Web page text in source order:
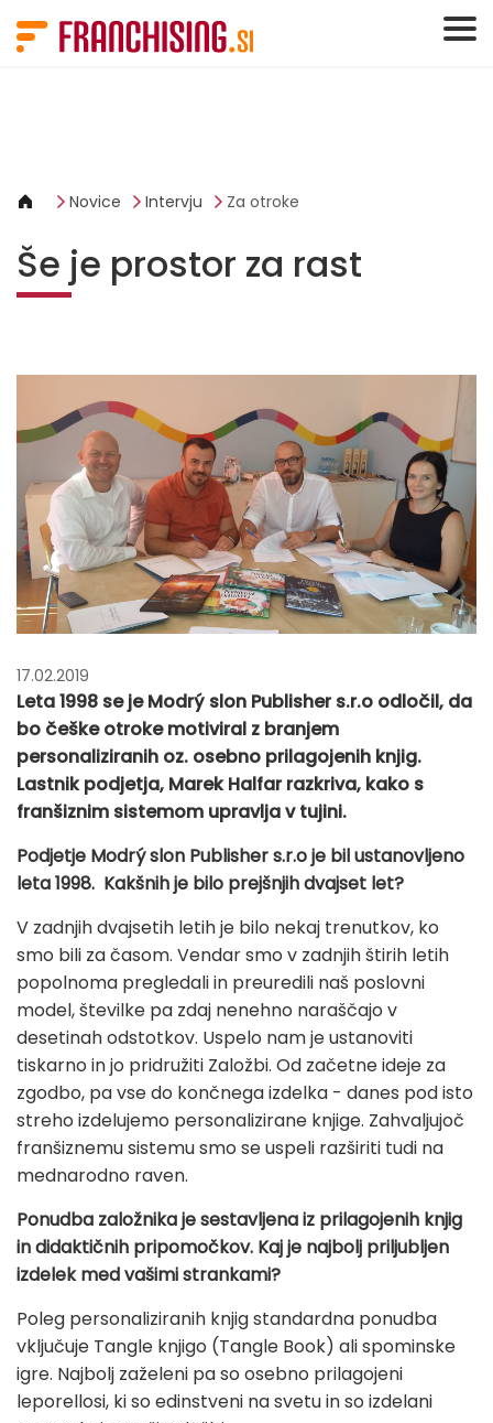
Novice Intervju Za otroke
Še je prostor za rast
17.02.2019
Leta 1998 se je Modrý slon Publisher s.r.o odločil, da
bo češke otroke motiviral z branjem
personaliziranih oz. osebno prilagojenih knjig.
Lastnik podjetja, Marek Halfar razkriva, kako s
franšiznim sistemom upravlja v tujini.
Podjetje Modrý slon Publisher s.r.o je bil ustanovljeno
leta 1998. Kakšnih je bilo prejšnjih dvajset let?
V zadnjih dvajsetih letih je bilo nekaj trenutkov, ko
smo bili za časom. Vendar smo v zadnjih štirih letih
popolnoma pregledali in preuredili naš poslovni
model, številke pa zdaj nenehno naraščajo v
desetinah odstotkov. Uspelo nam je ustanoviti
tiskarno in jo pridružiti Založbi. Od začetne ideje za
zgodbo, pa vse do končnega izdelka - danes pod isto
streho izdelujemo personalizirane knjige. Zahvaljujoč
franšiznemu sistemu smo se uspeli razširiti tudi na
mednarodno raven.
Ponudba založnika je sestavljena iz prilagojenih knjig
in didaktičnih pripomočkov. Kaj je najbolj priljubljen
izdelek med vašimi strankami?
Poleg personaliziranih knjig standardna ponudba
vključuje Tangle knjigo (Tangle Book) ali spominske
igre. Najbolj zaželeni pa so osebno prilagojeni
leporellosi, ki so edinstveni na svetu in so izdelani